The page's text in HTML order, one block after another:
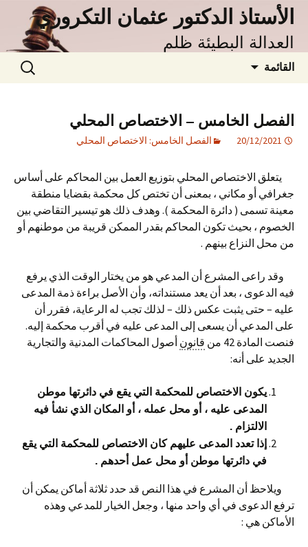
انتقل
المحتوى
الأستاذ الدكتور عثمان التكروري
العدالة البطيئة ظلم
القائمة
البحث
عن:
الفصل الخامس – الاختصاص المحلي
20/12/2021 الفصل الخامس: الاختصاص المحلي
يتعلق الاختصاص المحلي بتوزيع العمل بين المحاكم على أساس
جغرافي أو مكاني ، بمعنى أن تختص كل محكمة بقضايا منطقة
معينة تسمى ( دائرة المحكمة ). وهدف ذلك هو تيسير التقاضي بين
الخصوم ، بحيث تكون المحاكم بقدر الممكن قريبة من موطنهم أو
من محل النزاع بينهم .
وقد راعى المشرع أن المدعي هو من يختار الوقت الذي يرفع
فيه الدعوى ، بعد أن يعد مستنداته، وأن الأصل براءة ذمة المدعى
عليه – حتى يثبت عكس ذلك – لذلك تجب له الرعاية، فقرر أن
على المدعي أن يسعى إلى المدعى عليه في أقرب محكمة إليه.
فنصت المادة 42 من
قانون أصول المحاكمات المدنية والتجارية
الجديد على أنه:
يكون الاختصاص للمحكمة التي يقع في دائرتها موطن
المدعى عليه ، أو محل عمله ، أو المكان الذي نشأ فيه
الالتزام .
إذا تعدد المدعى عليهم كان الاختصاص للمحكمة التي يقع
في دائرتها موطن أو محل عمل أحدهم .
ويلاحظ أن المشرع في هذا النص قد حدد ثلاثة أماكن يمكن أن
ترفع الدعوى في أي واحد منها ، وجعل الخيار للمدعي وهذه
الأماكن هي :